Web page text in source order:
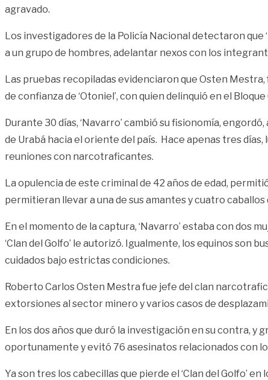
agravado.
Los investigadores de la Policía Nacional detectaron que
a un grupo de hombres, adelantar nexos con los
Las pruebas recopiladas evidenciaron que Osten
de confianza de ‘Otoniel’, con quien delinquió en el
Durante 30 días, ‘Navarro’ cambió su fisionomía,
de Urabá hacia el oriente del país. Hace apenas tres
reuniones con narcotraficantes.
La opulencia de este criminal de 42 años de edad,
permitieran llevar a una de sus amantes y cuatro
En el momento de la captura, ‘Navarro’ estaba con dos
‘Clan del Golfo’ le autorizó. Igualmente, los equinos son
cuidados bajo estrictas condiciones.
Roberto Carlos Osten Mestra fue jefe del clan
extorsiones al sector minero y varios casos de
En los dos años que duró la investigación en su contra,
oportunamente y evitó 76 asesinatos relacionados con
Ya son tres los cabecillas que pierde el ‘Clan del Golfo’